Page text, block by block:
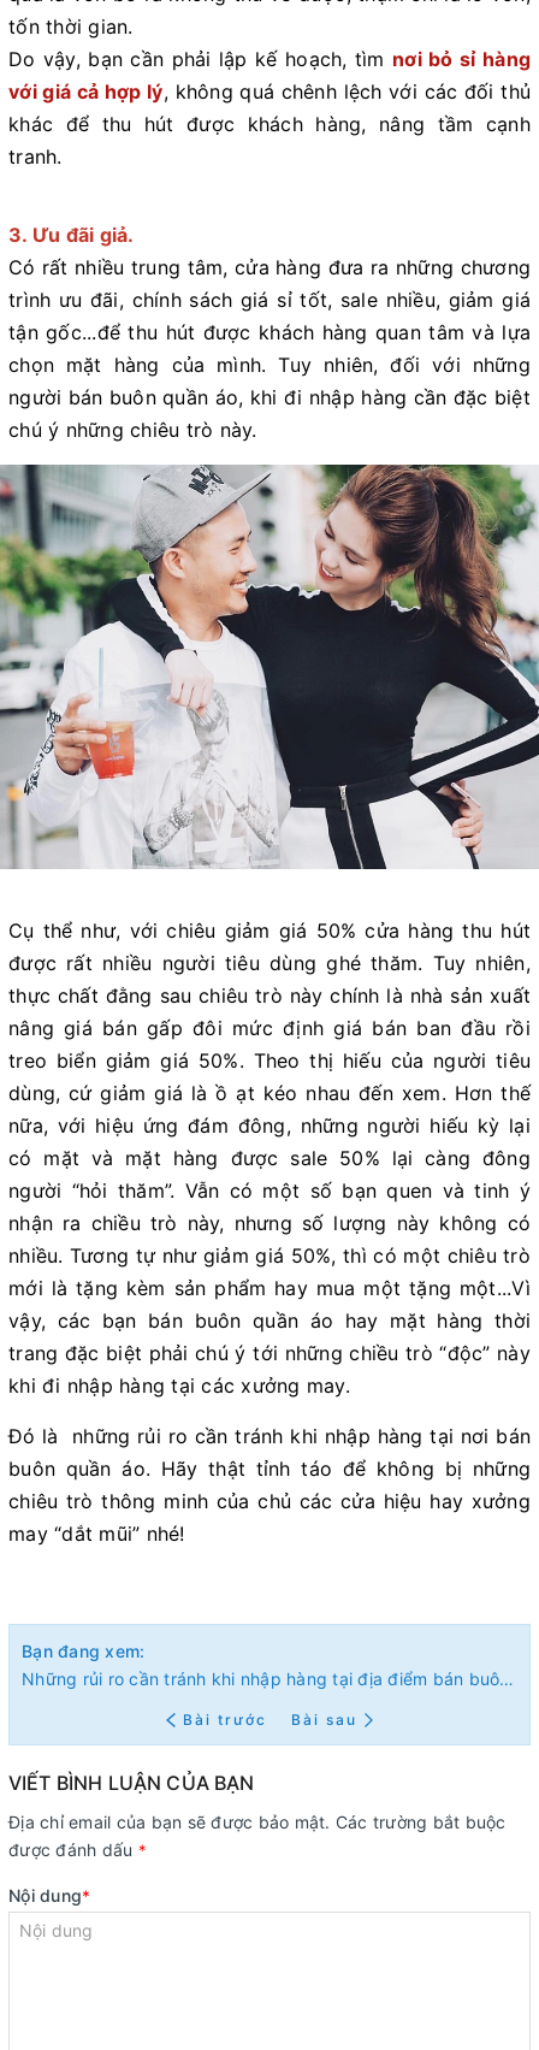
tốn thời gian.
Do vậy, bạn cần phải lập kế hoạch, tìm nơi bỏ sỉ hàng
với giá cả hợp lý, không quá chênh lệch với các đối thủ
khác để thu hút được khách hàng, nâng tầm cạnh
tranh.
3. Ưu đãi giả.
Có rất nhiều trung tâm, cửa hàng đưa ra những chương
trình ưu đãi, chính sách giá sỉ tốt, sale nhiều, giảm giá
tận gốc...để thu hút được khách hàng quan tâm và lựa
chọn mặt hàng của mình. Tuy nhiên, đối với những
người bán buôn quần áo, khi đi nhập hàng cần đặc biệt
chú ý những chiêu trò này.
Cụ thể như, với chiêu giảm giá 50% cửa hàng thu hút
được rất nhiều người tiêu dùng ghé thăm. Tuy nhiên,
thực chất đằng sau chiêu trò này chính là nhà sản xuất
nâng giá bán gấp đôi mức định giá bán ban đầu rồi
treo biển giảm giá 50%. Theo thị hiếu của người tiêu
dùng, cứ giảm giá là ồ ạt kéo nhau đến xem. Hơn thế
nữa, với hiệu ứng đám đông, những người hiếu kỳ lại
có mặt và mặt hàng được sale 50% lại càng đông
người “hỏi thăm”. Vẫn có một số bạn quen và tinh ý
nhận ra chiều trò này, nhưng số lượng này không có
nhiều. Tương tự như giảm giá 50%, thì có một chiêu trò
mới là tặng kèm sản phẩm hay mua một tặng một...Vì
vậy, các bạn bán buôn quần áo hay mặt hàng thời
trang đặc biệt phải chú ý tới những chiều trò “độc” này
khi đi nhập hàng tại các xưởng may.
Đó là những rủi ro cần tránh khi nhập hàng tại nơi bán
buôn quần áo. Hãy thật tỉnh táo để không bị những
chiêu trò thông minh của chủ các cửa hiệu hay xưởng
may “dắt mũi” nhé!
Bạn đang xem:
Những rủi ro cần tránh khi nhập hàng tại địa điểm bán buôn quần áo
Bài trước Bài sau
VIẾT BÌNH LUẬN CỦA BẠN
Địa chỉ email của bạn sẽ được bảo mật. Các trường bắt buộc
được đánh dấu *
Nội dung*